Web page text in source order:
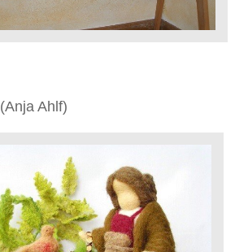
(Anja Ahlf)